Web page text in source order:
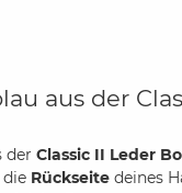
aus der
der Classic II Leder
Rückseite deines